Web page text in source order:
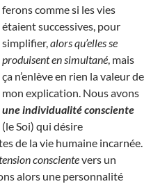
ferons comme si les vies
étaient successives, pour
simplifier, alors qu’elles se
produisent en simultané , mais
ça n’enlève en rien la valeur de
mon explication. Nous avons
une individualité consciente
(le Soi) qui désire
de la vie humaine incarnée.
conscientevers un
alors une personnalité